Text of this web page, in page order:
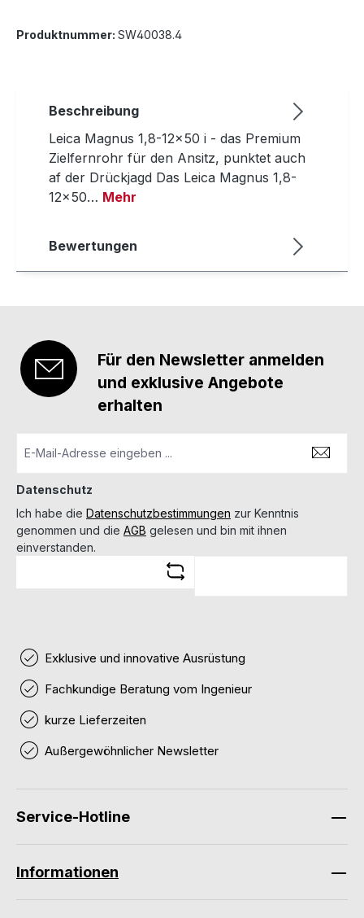
Produktnummer: SW40038.4
Beschreibung
Leica Magnus 1,8-12x50 i - das Premium
Zielfernrohr für den Ansitz, punktet auch
af der Drückjagd Das Leica Magnus 1,8-
12x50… Mehr
Bewertungen
Für den Newsletter anmelden
und exklusive Angebote
erhalten
Datenschutz
Ich habe die Datenschutzbestimmungen zur Kenntnis
genommen und die AGB gelesen und bin mit ihnen
einverstanden.
Exklusive und innovative Ausrüstung
Fachkundige Beratung vom Ingenieur
kurze Lieferzeiten
Außergewöhnlicher Newsletter
Service-Hotline
Informationen